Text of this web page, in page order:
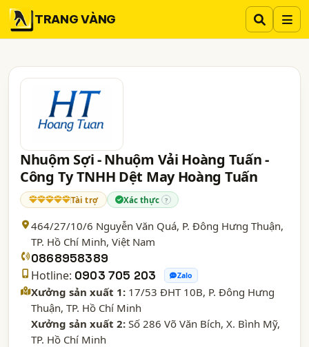
TRANG VÀNG
Nhuộm Sợi - Nhuộm Vải Hoàng Tuấn -
Công Ty TNHH Dệt May Hoàng Tuấn
Tài trợ Xác thực ?
464/27/10/6 Nguyễn Văn Quá, P. Đông Hưng Thuận,
TP. Hồ Chí Minh, Việt Nam
0868958389
Hotline: 0903 705 203 Zalo
Xưởng sản xuất 1: 17/53 ĐHT 10B, P. Đông Hưng
Thuận, TP. Hồ Chí Minh
Xưởng sản xuất 2: Số 286 Võ Văn Bích, X. Bình Mỹ,
TP. Hồ Chí Minh